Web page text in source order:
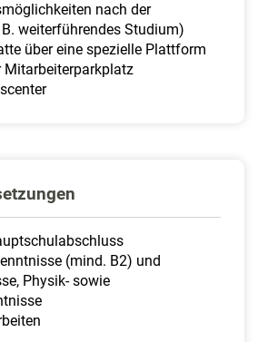
nach der
weiterführendes Studium)
über eine spezielle Plattform
Mitarbeiterparkplatz
(mind. B2) und
Physik- sowie